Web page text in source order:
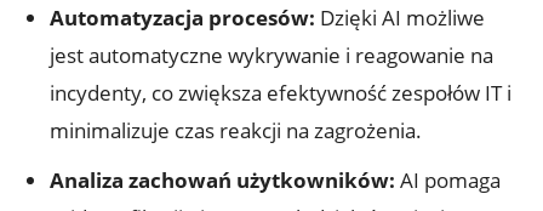
Automatyzacja procesów: Dzięki ⁣AI możliwe
jest automatyczne wykrywanie⁤ i⁤ reagowanie na
incydenty, co zwiększa efektywność zespołów IT ​i
⁢minimalizuje czas reakcji ⁤na zagrożenia.
Analiza zachowań użytkowników: ⁣AI pomaga